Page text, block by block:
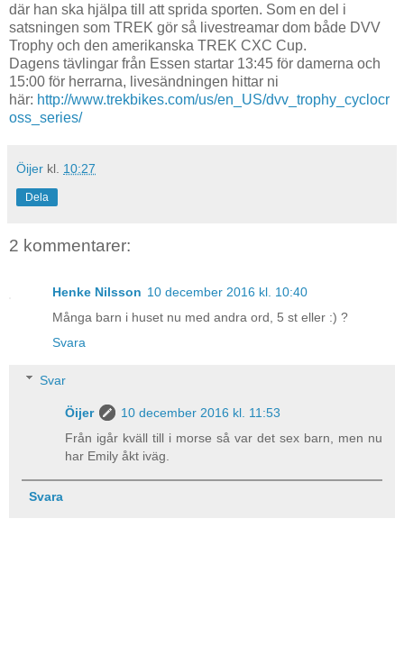
där han ska hjälpa till att sprida sporten. Som en del i
satsningen som TREK gör så livestreamar dom både DVV
Trophy och den amerikanska TREK CXC Cup.
Dagens tävlingar från Essen startar 13:45 för damerna och
15:00 för herrarna, livesändningen hittar ni
här: http://www.trekbikes.com/us/en_US/dvv_trophy_cyclocr
oss_series/
Öijer kl. 10:27
Dela
2 kommentarer:
Henke Nilsson 10 december 2016 kl. 10:40
Många barn i huset nu med andra ord, 5 st eller :) ?
Svara
Svar
Öijer
10 december 2016 kl. 11:53
Från igår kväll till i morse så var det sex barn, men nu
har Emily åkt iväg.
Svara